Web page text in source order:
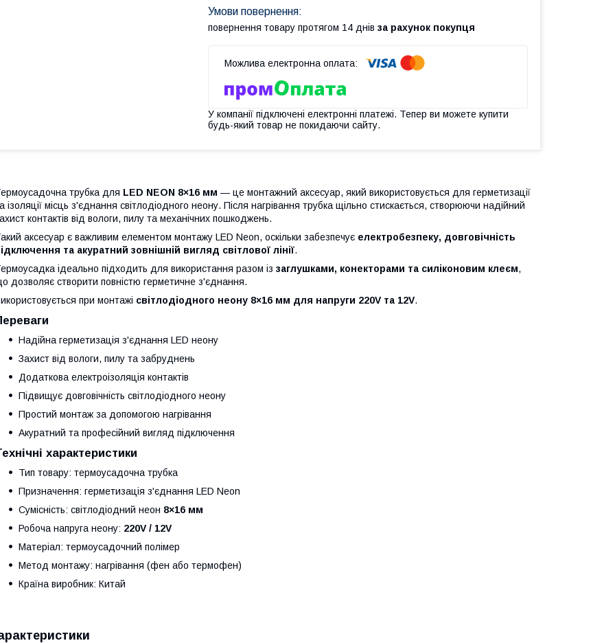
повернення товару протягом 14 днів за рахунок покупця
У компанії підключені електронні платежі. Тепер ви можете купити
будь-який товар не покидаючи сайту.
трубка для LED NEON 8×16 мм — це монтажний аксесуар, який використовується для герметизації
ізоляції місць з'єднання світлодіодного неону. Після нагрівання трубка щільно стискається, створюючи надійний
контактів від вологи, пилу та механічних пошкоджень.
аксесуар є важливим елементом монтажу LED Neon, оскільки забезпечує електробезпеку, довговічність
та акуратний зовнішній вигляд світлової лінії.
ідеально підходить для використання разом із заглушками, конекторами та силіконовим клеєм,
дозволяє створити повністю герметичне з'єднання.
при монтажі світлодіодного неону 8×16 мм для напруги 220V та 12V.
Надійна герметизація з'єднання LED неону
Захист від вологи, пилу та забруднень
Додаткова електроізоляція контактів
Підвищує довговічність світлодіодного неону
Простий монтаж за допомогою нагрівання
Акуратний та професійний вигляд підключення
характеристики
Тип товару: термоусадочна трубка
Призначення: герметизація з'єднання LED Neon
Сумісність: світлодіодний неон 8×16 мм
Робоча напруга неону: 220V / 12V
Матеріал: термоусадочний полімер
Метод монтажу: нагрівання (фен або термофен)
Країна виробник: Китай